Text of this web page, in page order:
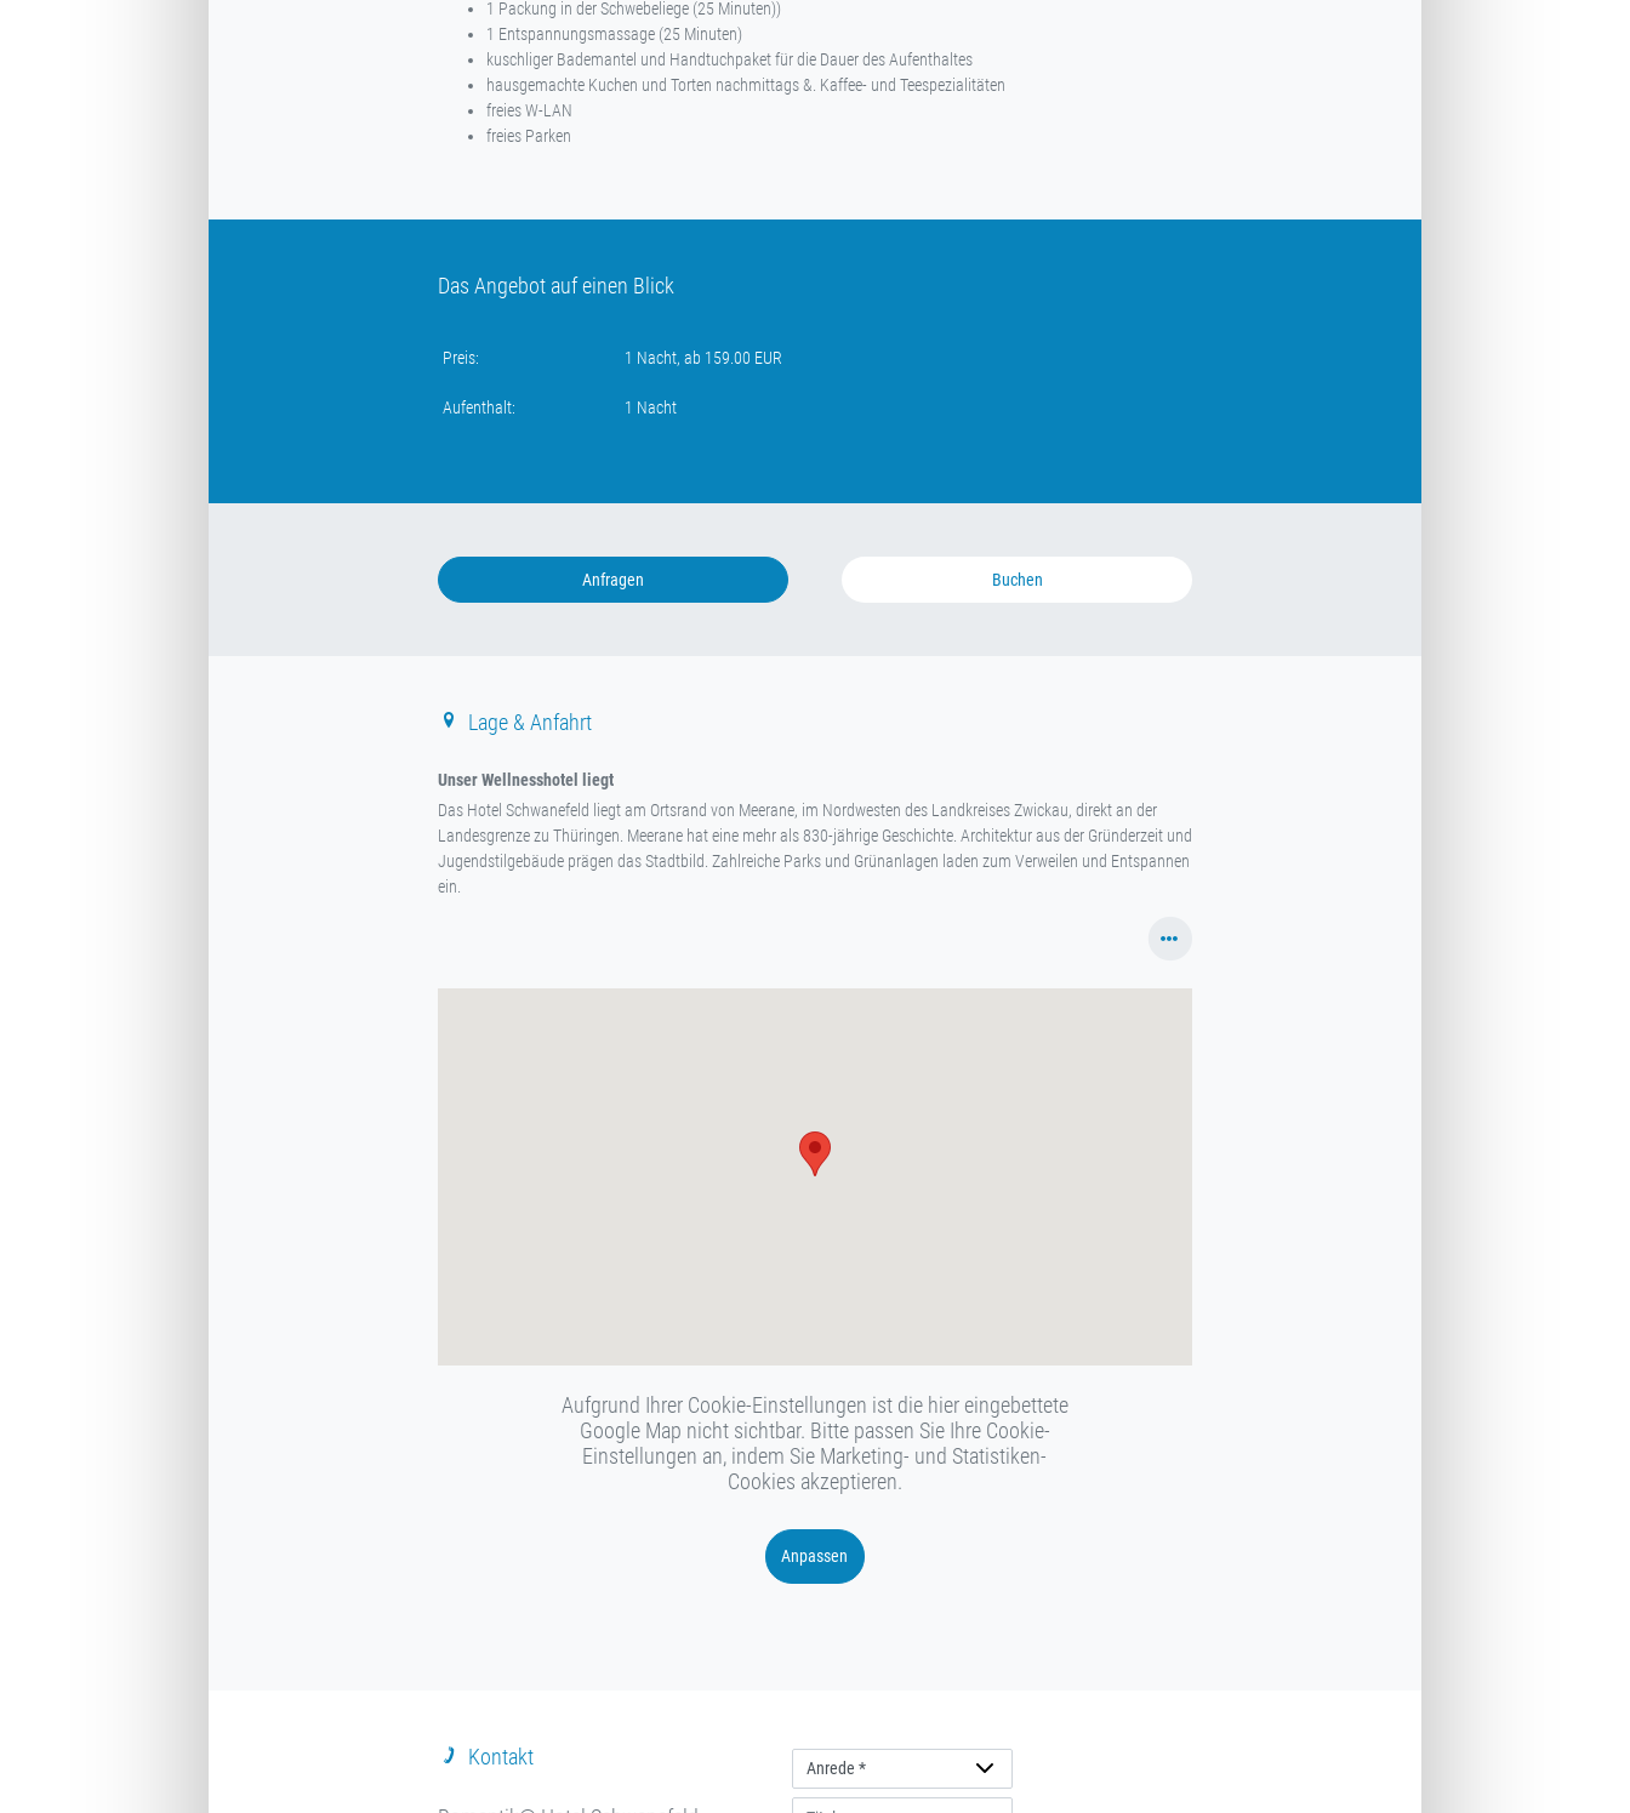
1 Packung in der Schwebeliege (25 Minuten))
1 Entspannungsmassage (25 Minuten)
kuschliger Bademantel und Handtuchpaket für die Dauer des Aufenthaltes
hausgemachte Kuchen und Torten nachmittags &. Kaffee- und Teespezialitäten
freies W-LAN
freies Parken
Das Angebot auf einen Blick
Preis: 1 Nacht, ab 159.00 EUR
Aufenthalt: 1 Nacht
Anfragen Buchen
Lage & Anfahrt
Unser Wellnesshotel liegt
Das Hotel Schwanefeld liegt am Ortsrand von Meerane, im Nordwesten des Landkreises Zwickau, direkt an der
Landesgrenze zu Thüringen. Meerane hat eine mehr als 830-jährige Geschichte. Architektur aus der Gründerzeit und
Jugendstilgebäude prägen das Stadtbild. Zahlreiche Parks und Grünanlagen laden zum Verweilen und Entspannen
ein.
Aufgrund Ihrer Cookie-Einstellungen ist die hier eingebettete
Google Map nicht sichtbar. Bitte passen Sie Ihre Cookie-
Einstellungen an, indem Sie Marketing- und Statistiken-
Cookies akzeptieren.
Anpassen
Kontakt Anrede